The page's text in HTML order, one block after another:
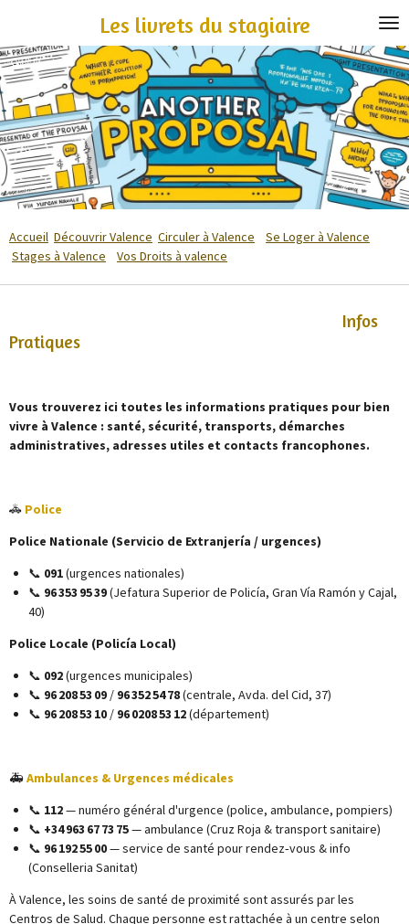
contenu
principal
Les livrets du stagiaire
Accueil Découvrir Valence Circuler à Valence
Se Loger à Valence
Stages à Valence
Vos Droits à valence
Infos
Pratiques
Vous trouverez ici toutes les informations pratiques pour bien
vivre à Valence : santé, sécurité, transports, démarches
administratives, adresses utiles et contacts francophones.
🚓 Police
Police Nationale (Servicio de Extranjería / urgences)
📞 091(urgences nationales)
📞 96 353 95 39(Jefatura Superior de Policía, Gran Vía Ramón y Cajal,
40)
Police Locale (Policía Local)
📞 092(urgences municipales)
📞 96 208 53 09 / 96 352 54 78(centrale, Avda. del Cid, 37)
📞 96 208 53 10 / 96 0208 53 12(département)
🚑Ambulances & Urgences médicales
📞 112— numéro général d'urgence (police, ambulance, pompiers)
📞 +34 963 67 73 75— ambulance (Cruz Roja & transport sanitaire)
📞 96 192 55 00— service de santé pour rendez‑vous & info
(Conselleria Sanitat)
À Valence, les soins de santé de proximité sont assurés par les
Centros de Salud. Chaque personne est rattachée à un centre selon